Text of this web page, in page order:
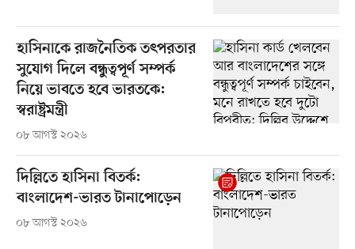
হাসিনাকে রাজনৈতিক তৎপরতার
সুযোগ দিলে বন্ধুত্বপূর্ণ সম্পর্ক
নিয়ে ভাবতে হবে ভারতকে:
স্বরাষ্ট্রমন্ত্রী
০৮ আগস্ট ২০২৬
দিল্লিতে হাসিনা বিতর্ক:
বাংলাদেশ-ভারত টানাপোড়েন
০৮ আগস্ট ২০২৬